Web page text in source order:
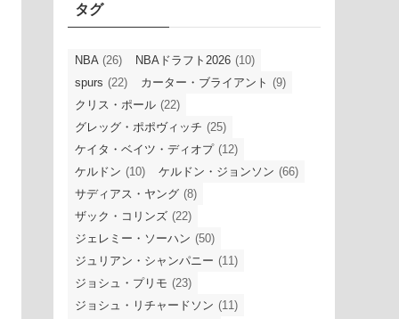
タグ
NBA (26) NBAドラフト2026 (10)
spurs (22) カーター・ブライアント (9)
クリス・ポール (22)
グレッグ・ポポヴィッチ (25)
ケイタ・ベイツ・ディオプ (12)
ケルドン (10) ケルドン・ジョンソン (66)
サディアス・ヤング (8)
ザック・コリンズ (22)
ジェレミー・ソーハン (50)
ジュリアン・シャンパニー (11)
ジョシュ・プリモ (23)
ジョシュ・リチャードソン (11)